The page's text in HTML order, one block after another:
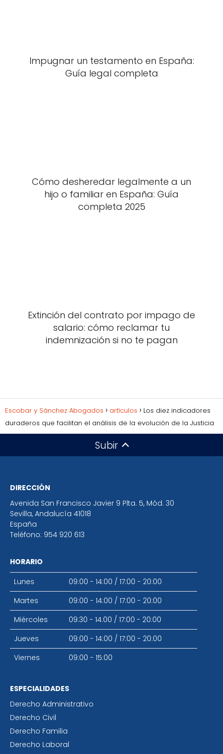
Impugnar un testamento en España:
Guía legal completa
Cómo desheredar legalmente a un
hijo o familiar en España: Guía
completa 2025
Extinción del contrato por impago de
salario: cómo reclamar tu
indemnización si no te pagan
Escobar y Sánchez Abogados artículos
Los diez indicadores
duraderos que facilitan el análisis de la evolución de la Justicia
Subir
DIRECCIÓN
Avenida San Francisco Javier 9 Plta. 5, Mód. 30
Sevilla, Andalucía 41018
España
Teléfono: 954 920 613
HORARIO
Lunes
09:00 - 14:00 / 17:00 - 20:00
Martes
09:00 - 14:00 / 17:00 - 20:00
Miércoles
09:30 - 14:00 / 17:00 - 20:00
Jueves
09:00 - 14:00 / 17:00 - 20:00
Viernes
09:00 - 15:00
ESPECIALIDADES
Derecho Administrativo
Derecho Civil
Derecho Familia
Derecho Laboral